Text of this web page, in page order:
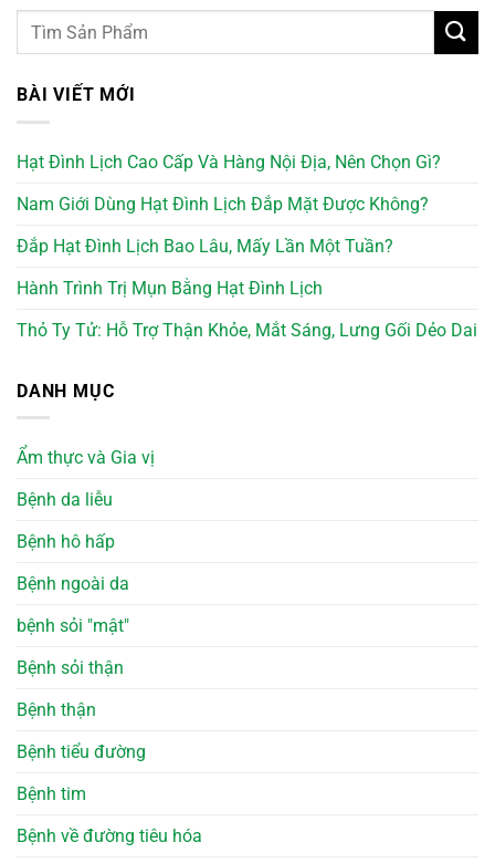
BÀI VIẾT MỚI
Hạt Đình Lịch Cao Cấp Và Hàng Nội Địa, Nên Chọn Gì?
Nam Giới Dùng Hạt Đình Lịch Đắp Mặt Được Không?
Đắp Hạt Đình Lịch Bao Lâu, Mấy Lần Một Tuần?
Hành Trình Trị Mụn Bằng Hạt Đình Lịch
Thỏ Ty Tử: Hỗ Trợ Thận Khỏe, Mắt Sáng, Lưng Gối Dẻo Dai
DANH MỤC
Ẩm thực và Gia vị
Bệnh da liễu
Bệnh hô hấp
Bệnh ngoài da
bệnh sỏi "mật"
Bệnh sỏi thận
Bệnh thận
Bệnh tiểu đường
Bệnh tim
Bệnh về đường tiêu hóa